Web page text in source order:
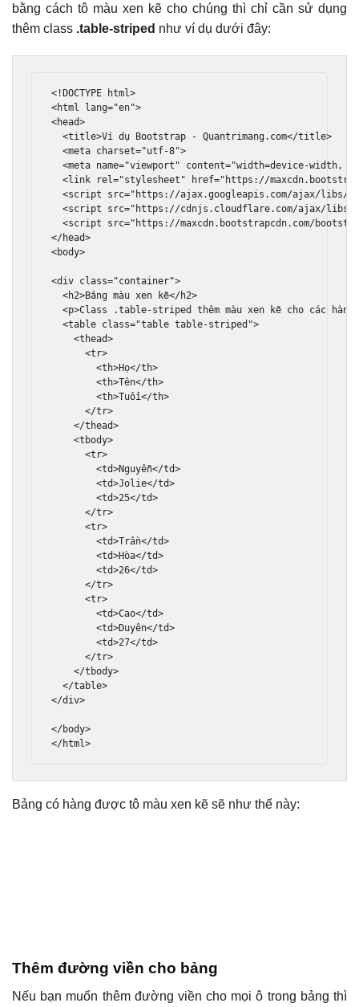
bằng cách tô màu xen kẽ cho chúng thì chỉ cần sử dụng
thêm class .table-striped như ví dụ dưới đây:
<!DOCTYPE html>
<html
lang="en">
<head>
<title>Ví dụ Bootstrap - Quantrimang.com</title>
<meta charset="utf-8">
<meta name="viewport" content="width=device-width,
<link
rel="stylesheet" href="https://
<script
src="https://ajax.googleapis.com/ajax/libs/
<script
src="https://cdnjs.cloudflare.com/ajax/libs/
<script
src="https://maxcdn.bootstrapcdn.com/
</head>
<body>
<div class="container">
<h2>Bảng màu xen kẽ</h2>
<p>Class .table-striped thêm màu xen kẽ cho các
<table class="table table-striped">
<thead>
<tr>
<th>Họ</th>
<th>Tên</th>
<th>Tuổi</th>
</tr>
</thead>
<tbody>
<tr>
<td>Nguyễn</td>
<td>Jolie</td>
<td>25</td>
</tr>
<tr>
<td>Trần</td>
<td>Hòa</td>
<td>26</td>
</tr>
<tr>
<td>Cao</td>
<td>Duyên</td>
<td>27</td>
</tr>
</tbody>
</table>
</div>
</body>
</html>
Bảng có hàng được tô màu xen kẽ sẽ như thế này:
Thêm đường viền cho bảng
Nếu bạn muốn thêm đường viền cho mọi ô trong bảng thì